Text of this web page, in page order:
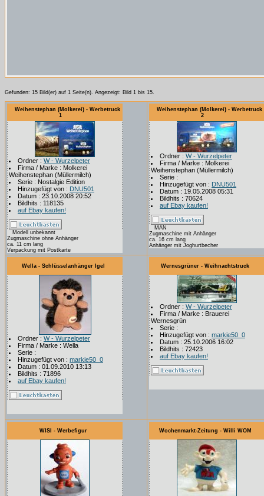
Gefunden: 15 Bild(er) auf 1 Seite(n). Angezeigt: Bild 1 bis 15.
Weihenstephan (Molkerei) - Werbetruck
1
Ordner : W - Wurzelpeter
Firma / Marke : Molkerei
Weihenstephan (Müllermilch)
Serie : Nostalgie Edition
Hinzugefügt von : DNU501
Datum : 23.10.2008 20:52
Bildhits : 118135
auf Ebay kaufen!
Modell unbekannt
Zugmaschine ohne Anhänger
ca. 11 cm lang
Verpackung mit Postkarte
Weihenstephan (Molkerei) - Werbetruck
2
Ordner : W - Wurzelpeter
Firma / Marke : Molkerei
Weihenstephan (Müllermilch)
Serie :
Hinzugefügt von : DNU501
Datum : 19.05.2008 05:31
Bildhits : 70624
auf Ebay kaufen!
MAN
Zugmaschine mit Anhänger
ca. 16 cm lang
Anhänger mit Joghurtbecher
Wella - Schlüsselanhänger Igel
Ordner : W - Wurzelpeter
Firma / Marke : Wella
Serie :
Hinzugefügt von : markie50_0
Datum : 01.09.2010 13:13
Bildhits : 71896
auf Ebay kaufen!
Wernesgrüner - Weihnachtstruck
Ordner : W - Wurzelpeter
Firma / Marke : Brauerei
Wernesgrün
Serie :
Hinzugefügt von : markie50_0
Datum : 25.10.2006 16:02
Bildhits : 72423
auf Ebay kaufen!
WISI - Werbefigur Wochenmarkt-Zeitung - Willi WOM